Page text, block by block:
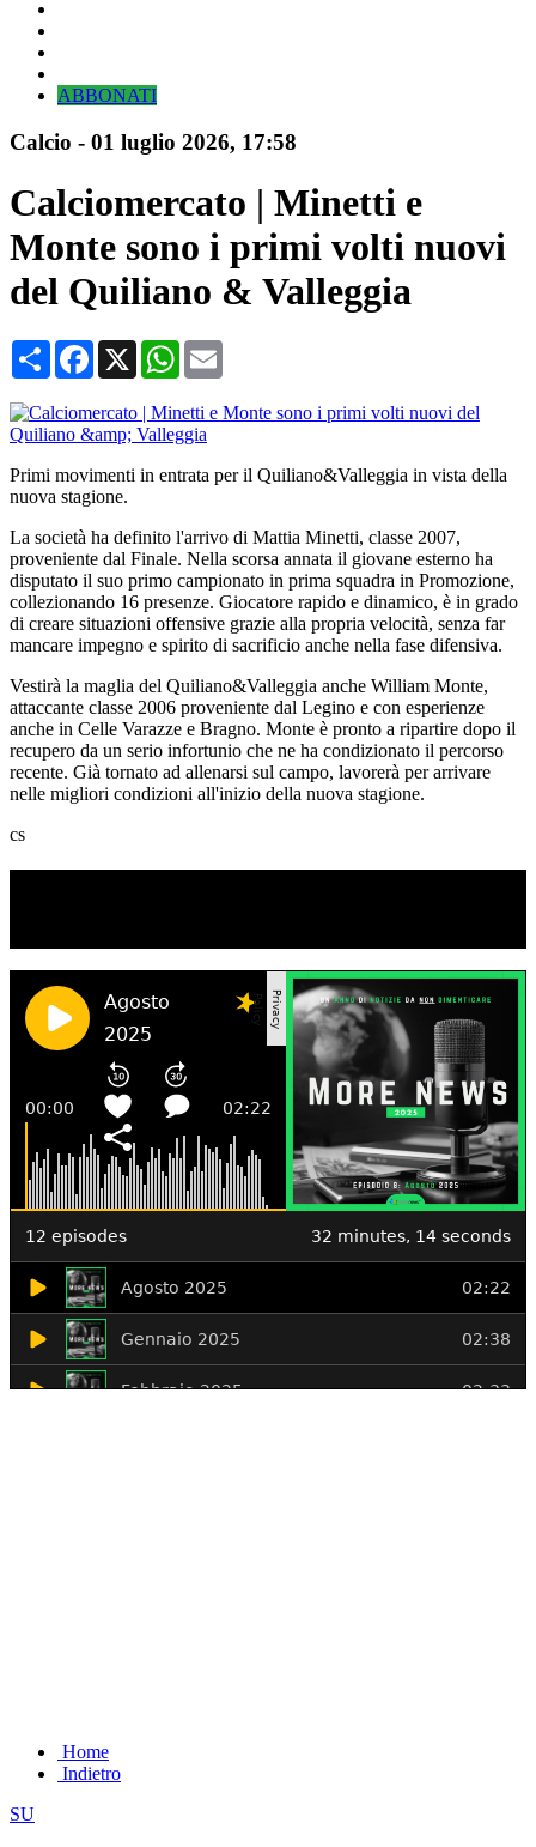
ABBONATI
Calcio - 01 luglio 2026, 17:58
Calciomercato | Minetti e
Monte sono i primi volti nuovi
del Quiliano & Valleggia
CondividiFacebook
X WhatsApp
Primi movimenti in entrata per il Quiliano&Valleggia in vista della
nuova stagione.
La società ha definito l'arrivo di Mattia Minetti, classe 2007,
proveniente dal Finale. Nella scorsa annata il giovane esterno ha
disputato il suo primo campionato in prima squadra in Promozione,
collezionando 16 presenze. Giocatore rapido e dinamico, è in grado
di creare situazioni offensive grazie alla propria velocità, senza far
mancare impegno e spirito di sacrificio anche nella fase difensiva.
Vestirà la maglia del Quiliano&Valleggia anche William Monte,
attaccante classe 2006 proveniente dal Legino e con esperienze
anche in Celle Varazze e Bragno. Monte è pronto a ripartire dopo il
recupero da un serio infortunio che ne ha condizionato il percorso
recente. Già tornato ad allenarsi sul campo, lavorerà per arrivare
nelle migliori condizioni all'inizio della nuova stagione.
cs
Home
Indietro
SU